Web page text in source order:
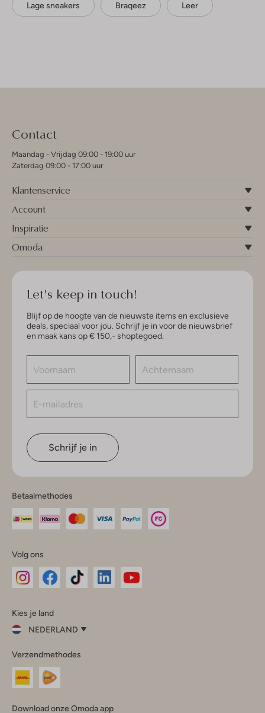
Lage sneakers Braqeez Leer
Contact
Maandag - Vrijdag 09:00 - 19:00 uur
Zaterdag 09:00 - 17:00 uur
Klantenservice
Account
Inspiratie
Omoda
Let's keep in touch!
Blijf op de hoogte van de nieuwste items en exclusieve
deals, speciaal voor jou. Schrijf je in voor de nieuwsbrief
en maak kans op € 150,- shoptegoed.
Schrijf je in
Betaalmethodes
Volg ons
InstagramFacebook
Kies je land
NEDERLAND
je
land
Nederland
Verzendmethodes
Download onze Omoda app